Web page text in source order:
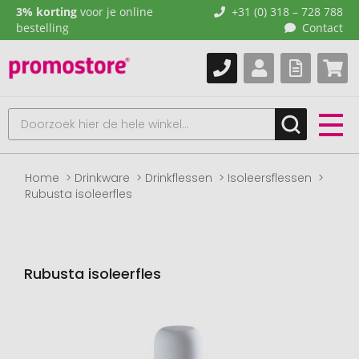
3% korting voor je online
bestelling
+31 (0) 318 – 728 788
Contact
Home Drinkware Drinkflessen
Isoleersflessen
Rubusta isoleerfles
Rubusta isoleerfles